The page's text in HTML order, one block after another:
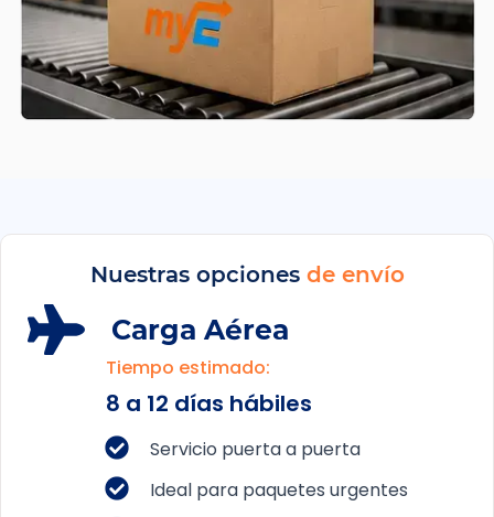
Nuestras opciones de envío
Carga Aérea
Tiempo estimado:
8 a 12 días hábiles
Servicio puerta a puerta
Ideal para paquetes urgentes